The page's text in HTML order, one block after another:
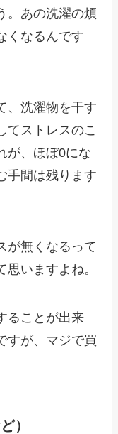
。あの洗濯の煩
くなるんです
、洗濯物を干す
てストレスのこ
が、ほぼ0にな
手間は残ります
が無くなるって
いますよね。
ることが出来
すが、マジで買
）